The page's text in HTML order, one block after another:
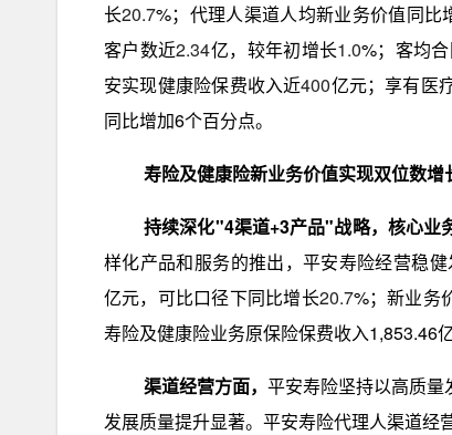
长20.7%；代理人渠道人均新业务价值同比
客户数近2.34亿，较年初增长1.0%；客均
安实现健康险保费收入近400亿元；享有医
同比增加6个百分点。
寿险及健康险新业务价值实现双位数
持续深化"4渠道+3产品"战略，核心业
样化产品和服务的推出，平安寿险经营稳
亿元，可比口径下同比增长20.7%；新业务
寿险及健康险业务原保险保费收入1,853.46
渠道经营方面，平安寿险坚持以高质量
发展质量提升显著。平安寿险代理人渠道